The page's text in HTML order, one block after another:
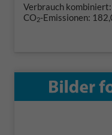
Verbrauch kombiniert:
CO2-Emissionen: